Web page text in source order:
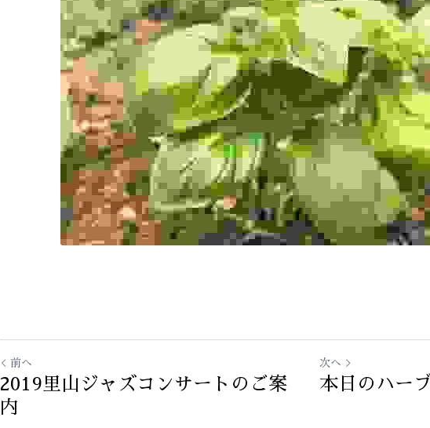
前へ
2019里山ジャズコンサートのご案
内
次へ
本日のハーブ